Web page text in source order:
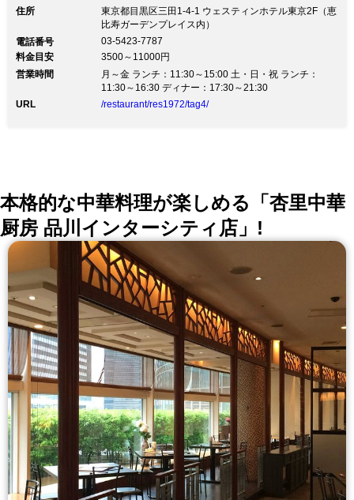
と本場の味を追求した広東料理をご堪能いただけます。
食材に徹底してごだわり作る、広東料理の美味を集結し
住所
東京都目黒区三田1-4-1 ウェスティンホテル東京2F（恵
比寿ガーデンプレイス内）
電話番号
03-5423-7787
料金目安
3500～11000円
営業時間
月～金 ランチ：11:30～15:00 土・日・祝 ランチ：
11:30～16:30 ディナー：17:30～21:30
URL
/restaurant/res1972/tag4/
本格的な中華料理が楽しめる「杏里中華
厨房 品川インターシティ店」!